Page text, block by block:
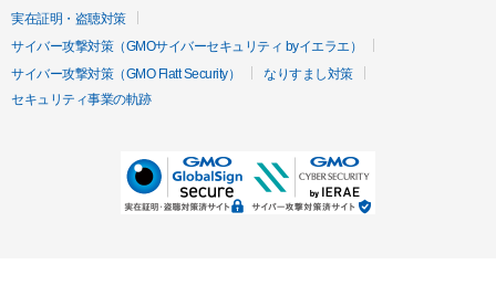
実在証明・盗聴対策
サイバー攻撃対策（GMOサイバーセキュリティ byイエラエ）
サイバー攻撃対策（GMO Flatt Security）
なりすまし対策
セキュリティ事業の軌跡